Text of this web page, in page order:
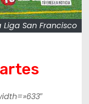
San Francisco